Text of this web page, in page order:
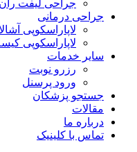
جراحی لیفت ران
جراحی درمانی
لاپاراسکوپی
لاپاراسکوپی
سایر خدمات
رزرو نوبت
ورود پرسنل
جستجو پزشکان
مقالات
درباره ما
تماس با کلینیک